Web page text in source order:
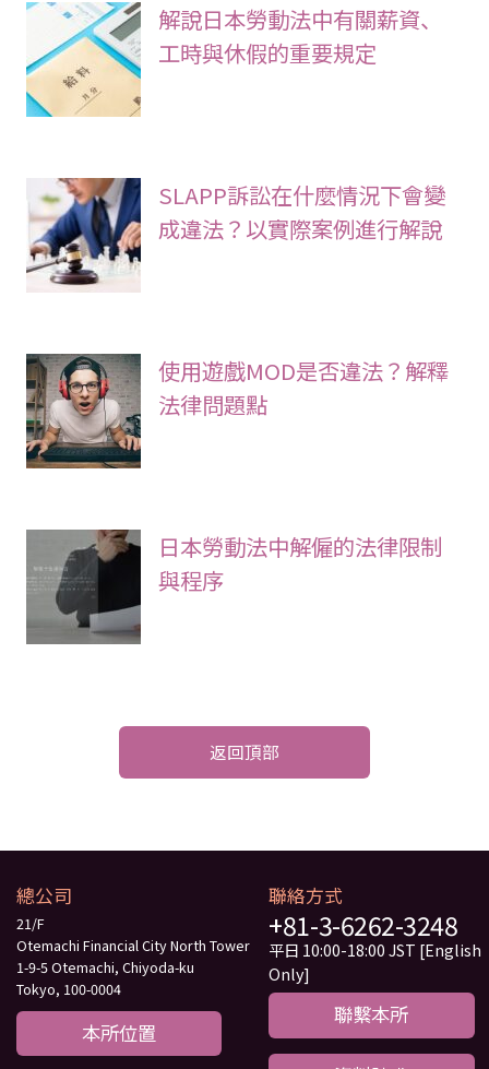
解說日本勞動法中有關薪資、
工時與休假的重要規定
SLAPP訴訟在什麼情況下會變
成違法？以實際案例進行解說
使用遊戲MOD是否違法？解釋
法律問題點
日本勞動法中解僱的法律限制
與程序
返回頂部
總公司
21/F
Otemachi Financial City North Tower
1-9-5 Otemachi, Chiyoda-ku
Tokyo, 100-0004
本所位置
聯絡方式
+81-3-6262-3248
平日 10:00-18:00 JST [English
Only]
聯繫本所